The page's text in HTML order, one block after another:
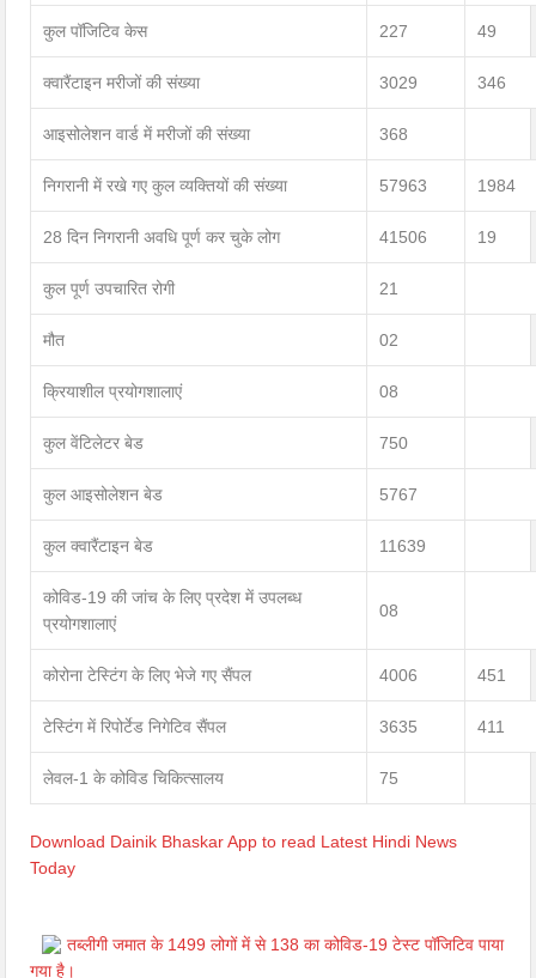
कुल पॉजिटिव केस 227 49
क्वारैंटाइन मरीजों की संख्या 3029 346
आइसोलेशन वार्ड में मरीजों की संख्या 368
निगरानी में रखे गए कुल व्यक्तियों की संख्या 57963 1984
28 दिन निगरानी अवधि पूर्ण कर चुके लोग 41506 19
कुल पूर्ण उपचारित रोगी 21
मौत 02
क्रियाशील प्रयोगशालाएं 08
कुल वेंटिलेटर बेड 750
कुल आइसोलेशन बेड 5767
कुल क्वारैंटाइन बेड 11639
कोविड-19 की जांच के लिए प्रदेश में उपलब्ध
प्रयोगशालाएं
08
कोरोना टेस्टिंग के लिए भेजे गए सैंपल 4006 451
टेस्टिंग में रिपोर्टेड निगेटिव सैंपल 3635 411
लेवल-1 के कोविड चिकित्सालय 75
Download Dainik Bhaskar App to read Latest Hindi News
Today
तब्लीगी जमात के 1499 लोगों में से 138 का कोविड-19 टेस्ट पॉजिटिव पाया
गया है।